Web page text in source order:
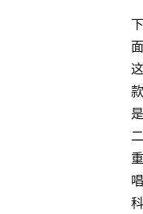
下
面
这
款
是
二
重
唱
科